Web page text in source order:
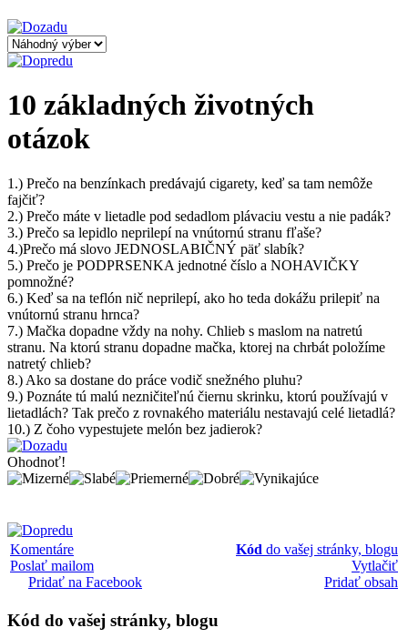
10 základných životných
otázok
1.) Prečo na benzínkach predávajú cigarety, keď sa tam nemôže
fajčiť?
2.) Prečo máte v lietadle pod sedadlom plávaciu vestu a nie padák?
3.) Prečo sa lepidlo neprilepí na vnútornú stranu fľaše?
4.)Prečo má slovo JEDNOSLABIČNÝ päť slabík?
5.) Prečo je PODPRSENKA jednotné číslo a NOHAVIČKY
pomnožné?
6.) Keď sa na teflón nič neprilepí, ako ho teda dokážu prilepiť na
vnútornú stranu hrnca?
7.) Mačka dopadne vždy na nohy. Chlieb s maslom na natretú
stranu. Na ktorú stranu dopadne mačka, ktorej na chrbát položíme
natretý chlieb?
8.) Ako sa dostane do práce vodič snežného pluhu?
9.) Poznáte tú malú nezničiteľnú čiernu skrinku, ktorú používajú v
lietadlách? Tak prečo z rovnakého materiálu nestavajú celé lietadlá?
10.) Z čoho vypestujete melón bez jadierok?
Ohodnoť!
Komentáre
Poslať mailom
Pridať na Facebook
Kód do vašej stránky, blogu
Vytlačiť
Pridať obsah
Kód do vašej stránky, blogu